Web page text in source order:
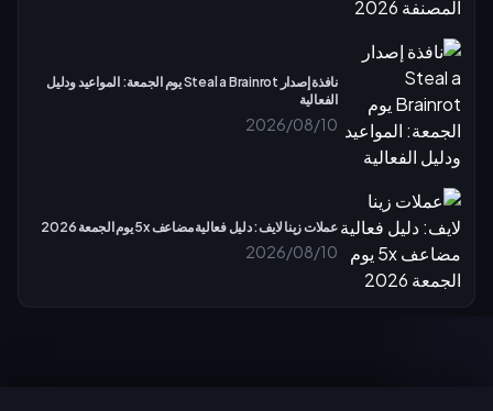
نافذة إصدار Steal a Brainrot يوم الجمعة: المواعيد ودليل
الفعالية
2026/08/10
عملات زينا لايف: دليل فعالية مضاعف 5x يوم الجمعة 2026
2026/08/10